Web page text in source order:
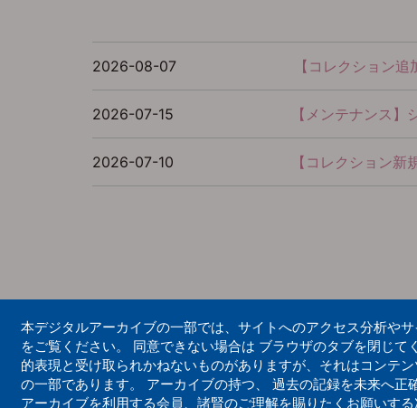
2026-08-07 【コレクション
2026-07-15 【メンテナンス
2026-07-10 【コレクション
本デジタルアーカイブの一部では、サイトへのアクセス分析や
をご覧ください。 同意できない場合は ブラウザのタブを閉じ
的表現と受け取られかねないものがありますが、それはコンテ
の一部であります。 アーカイブの持つ、 過去の記録を未来へ
アーカイブを利用する会員、諸賢のご理解を賜りたくお願いする